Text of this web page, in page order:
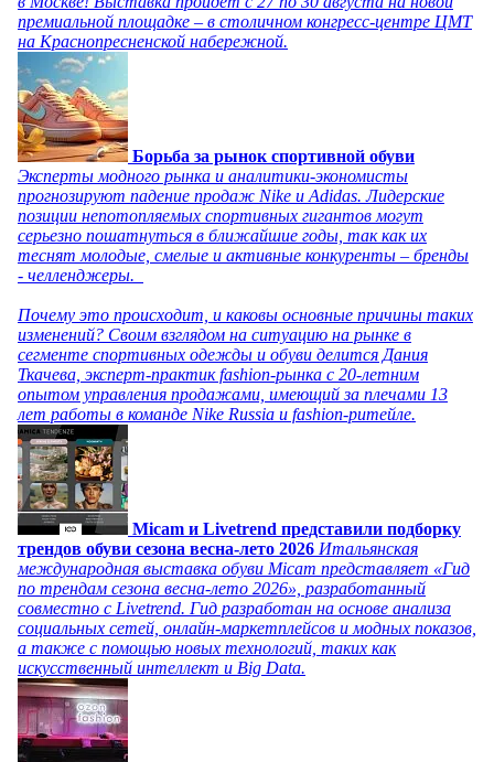
премиальной площадке – в столичном конгресс-центре ЦМТ
на Краснопресненской набережной.
Борьба за рынок спортивной обуви
Эксперты модного рынка и аналитики-экономисты
прогнозируют падение продаж Nike и Adidas. Лидерские
позиции непотопляемых спортивных гигантов могут
серьезно пошатнуться в ближайшие годы, так как их
теснят молодые, смелые и активные конкуренты – бренды
- челленджеры.
Почему это происходит, и каковы основные причины таких
изменений? Своим взглядом на ситуацию на рынке в
сегменте спортивных одежды и обуви делится Дания
Ткачева, эксперт-практик fashion-рынка с 20-летним
опытом управления продажами, имеющий за плечами 13
лет работы в команде Nike Russia и fashion-ритейле.
Micam и Livetrend представили подборку
трендов обуви сезона весна-лето 2026 Итальянская
международная выставка обуви Micam представляет «Гид
по трендам сезона весна-лето 2026», разработанный
совместно с Livetrend. Гид разработан на основе анализа
социальных сетей, онлайн-маркетплейсов и модных показов,
а также с помощью новых технологий, таких как
искусственный интеллект и Big Data.